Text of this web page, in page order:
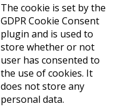
The cookie is set by the
GDPR Cookie Consent
plugin and is used to
store whether or not
user has consented to
the use of cookies. It
does not store any
personal data.